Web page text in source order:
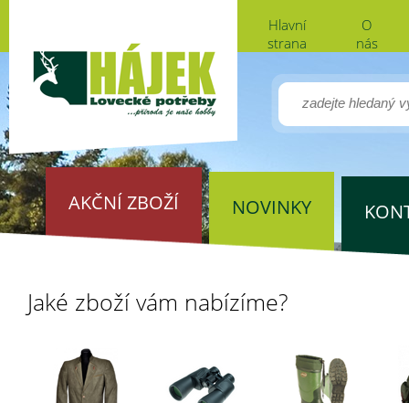
Hlavní
strana
O
nás
AKČNÍ ZBOŽÍ NOVINKY
Jaké zboží vám nabízíme?